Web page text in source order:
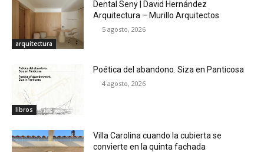
arquitectura
Dental Seny | David Hernández
Arquitectura – Murillo Arquitectos
5 agosto, 2026
libros
Poética del abandono. Siza en Panticosa
4 agosto, 2026
Villa Carolina cuando la cubierta se
convierte en la quinta fachada